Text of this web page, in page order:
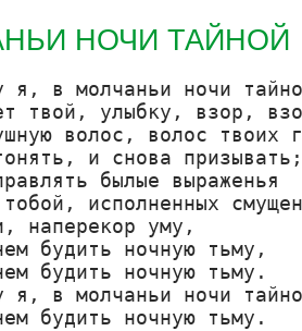
НОЧИ ТАЙНОЙ
я, в молчаньи ночи
твой, улыбку, взор,
волос, волос твоих
и снова призывать;
былые выраженья
исполненных
наперекор уму,
будить ночную тьму,
будить ночную тьму.
я, в молчаньи ночи
будить ночную тьму.